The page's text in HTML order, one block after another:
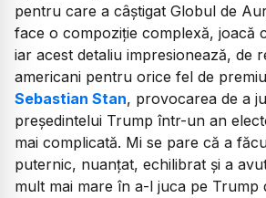
pentru care a câștigat Globul de
face o compoziție complexă, joacă
iar acest detaliu impresionează, de
americani pentru orice fel de
Sebastian Stan, provocarea de a
președintelui Trump într-un an
mai complicată. Mi se pare că a
puternic, nuanțat, echilibrat și a
mult mai mare în a-l juca pe